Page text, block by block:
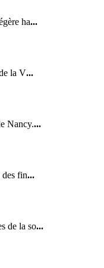
ha...
la V...
Nancy....
des fin...
de la so...